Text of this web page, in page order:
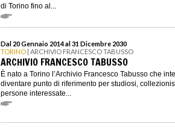
di Torino fino al...
Dal 20 Gennaio 2014 al 31 Dicembre 2030
TORINO | ARCHIVIO FRANCESCO TABUSSO
ARCHIVIO FRANCESCO TABUSSO
È nato a Torino l’Archivio Francesco Tabusso che
diventare punto di riferimento per studiosi,
persone interessate...